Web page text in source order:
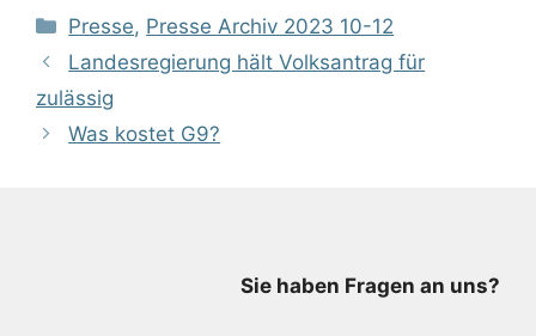
Kategorien
Presse, Presse Archiv 2023 10-12
Landesregierung hält Volksantrag für
zulässig
Was kostet G9?
Sie haben Fragen an uns?